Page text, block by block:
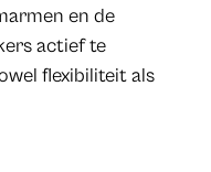
en de
actief te
flexibiliteit als